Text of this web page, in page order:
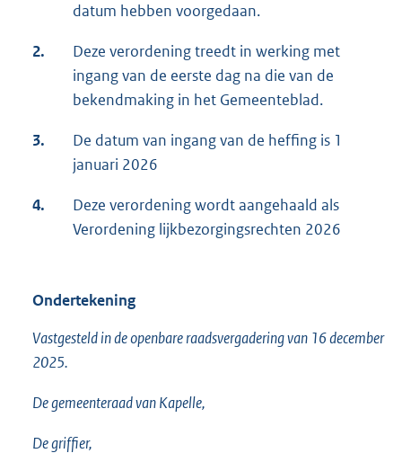
datum hebben voorgedaan.
2.
Deze verordening treedt in werking met
ingang van de eerste dag na die van de
bekendmaking in het Gemeenteblad.
3.
De datum van ingang van de heffing is 1
januari 2026
4.
Deze verordening wordt aangehaald als
Verordening lijkbezorgingsrechten 2026
Ondertekening
Vastgesteld in de openbare raadsvergadering van 16 december
2025.
De gemeenteraad van Kapelle,
De griffier,